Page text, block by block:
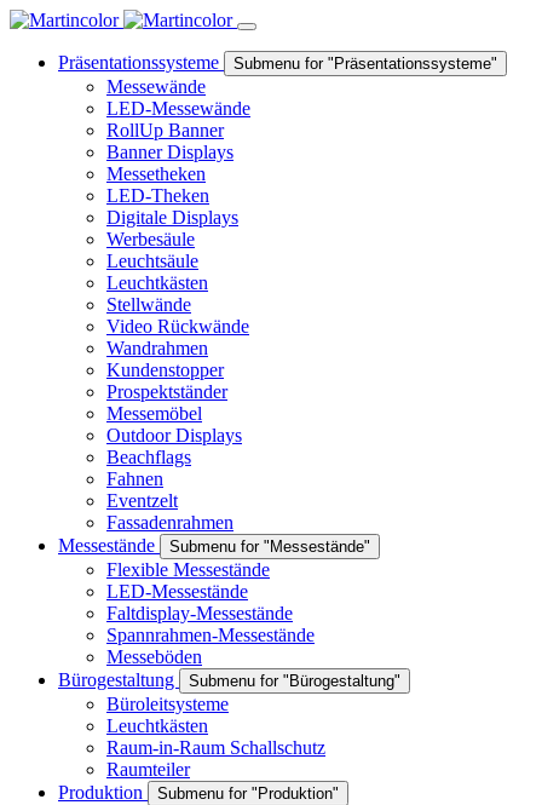
Präsentationssysteme Submenu for "Präsentationssysteme"
Messewände
LED-Messewände
RollUp Banner
Banner Displays
Messetheken
LED-Theken
Digitale Displays
Werbesäule
Leuchtsäule
Leuchtkästen
Stellwände
Video Rückwände
Wandrahmen
Kundenstopper
Prospektständer
Messemöbel
Outdoor Displays
Beachflags
Fahnen
Eventzelt
Fassadenrahmen
Messestände
Submenu for "Messestände"
Flexible Messestände
LED-Messestände
Faltdisplay-Messestände
Spannrahmen-Messestände
Messeböden
Bürogestaltung
Submenu for "Bürogestaltung"
Büroleitsysteme
Leuchtkästen
Raum-in-Raum Schallschutz
Raumteiler
Produktion
Submenu for "Produktion"